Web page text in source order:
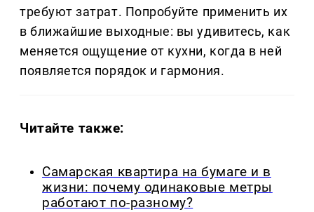
требуют затрат. Попробуйте применить их
в ближайшие выходные: вы удивитесь, как
меняется ощущение от кухни, когда в ней
появляется порядок и гармония.
Читайте также:
Самарская квартира на бумаге и в
жизни: почему одинаковые метры
работают по-разному?